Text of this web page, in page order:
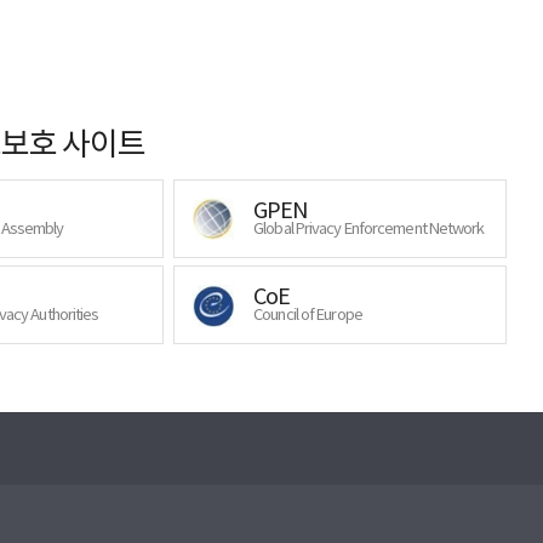
호 사이트
GPEN
Global Privacy Enforcement Network
Authorities
CoE
Council of Europe